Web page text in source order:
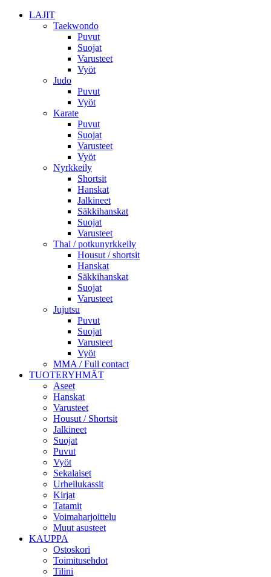
LAJIT
Taekwondo
Puvut
Suojat
Varusteet
Vyöt
Judo
Puvut
Vyöt
Karate
Puvut
Suojat
Varusteet
Vyöt
Nyrkkeily
Shortsit
Hanskat
Jalkineet
Säkkihanskat
Suojat
Varusteet
Thai / potkunyrkkeily
Housut / shortsit
Hanskat
Säkkihanskat
Suojat
Varusteet
Jujutsu
Puvut
Suojat
Varusteet
Vyöt
MMA / Full contact
TUOTERYHMÄT
Aseet
Hanskat
Varusteet
Housut / Shortsit
Jalkineet
Suojat
Puvut
Vyöt
Sekalaiset
Urheilukassit
Kirjat
Tatamit
Voimaharjoittelu
Muut asusteet
KAUPPA
Ostoskori
Toimitusehdot
Tilini